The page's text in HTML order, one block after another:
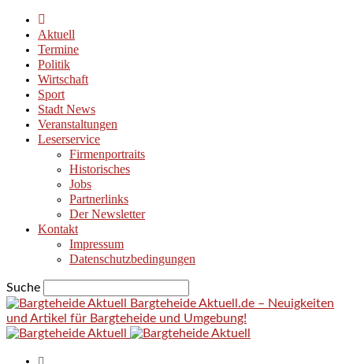
Aktuell
Termine
Politik
Wirtschaft
Sport
Stadt News
Veranstaltungen
Leserservice
Firmenportraits
Historisches
Jobs
Partnerlinks
Der Newsletter
Kontakt
Impressum
Datenschutzbedingungen
Suche
Bargteheide Aktuell.de – Neuigkeiten
und Artikel für Bargteheide und Umgebung!